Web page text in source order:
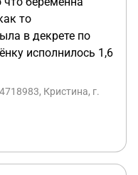
то
в декрете по
исполнилось 1,6
Кристина, г.